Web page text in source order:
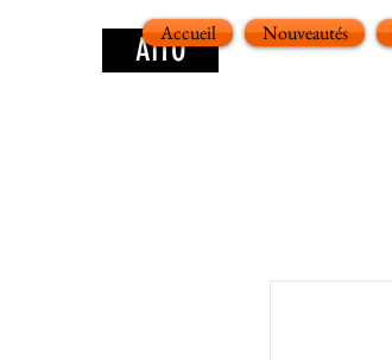
AITOAccueil Nouveautés